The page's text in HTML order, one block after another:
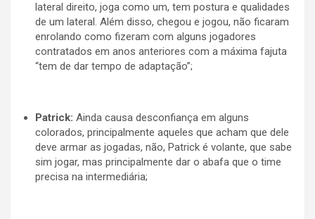
lateral direito, joga como um, tem postura e qualidades
de um lateral. Além disso, chegou e jogou, não ficaram
enrolando como fizeram com alguns jogadores
contratados em anos anteriores com a máxima fajuta
“tem de dar tempo de adaptação”;
Patrick: Ainda causa desconfiança em alguns
colorados, principalmente aqueles que acham que dele
deve armar as jogadas, não, Patrick é volante, que sabe
sim jogar, mas principalmente dar o abafa que o time
precisa na intermediária;